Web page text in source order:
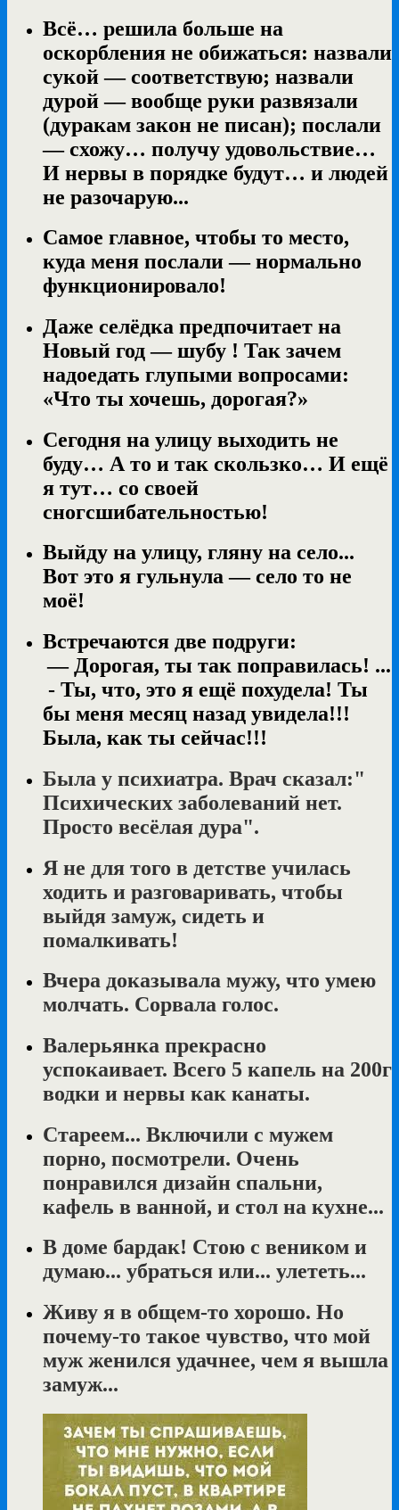
Всё… решила больше на
оскорбления не обижаться: назвали
сукой — соответствую; назвали
дурой — вообще руки развязали
(дуракам закон не писан); послали
— схожу… получу удовольствие…
И нервы в порядке будут… и людей
не разочарую...
Самое главное, чтобы то место,
куда меня послали — нормально
функционировало!
Даже селёдка предпочитает на
Новый год — шубу ! Так зачем
надоедать глупыми вопросами:
«Что ты хочешь, дорогая?»
Сегодня на улицу выходить не
буду… А то и так скользко… И ещё
я тут… со своей
сногсшибательностью!
Выйду на улицу, гляну на село...
Вот это я гульнула — село то не
моё!
Встречаются две подруги:
— Дорогая, ты так поправилась! ...
- Ты, что, это я ещё похудела! Ты
бы меня месяц назад увидела!!!
Была, как ты сейчас!!!
Была у психиатра. Врач сказал:"
Психических заболеваний нет.
Просто весёлая дура".
Я не для того в детстве училась
ходить и разговаривать, чтобы
выйдя замуж, сидеть и
помалкивать!
Вчера доказывала мужу, что умею
молчать. Сорвала голос.
Валерьянка прекрасно
успокаивает. Всего 5 капель на 200г
водки и нервы как канаты.
Стареем... Включили с мужем
порно, посмотрели. Очень
понравился дизайн спальни,
кафель в ванной, и стол на кухне...
В доме бардак! Стою с веником и
думаю... убраться или... улететь...
Живу я в общем-то хорошо. Но
почему-то такое чувство, что мой
муж женился удачнее, чем я вышла
замуж...